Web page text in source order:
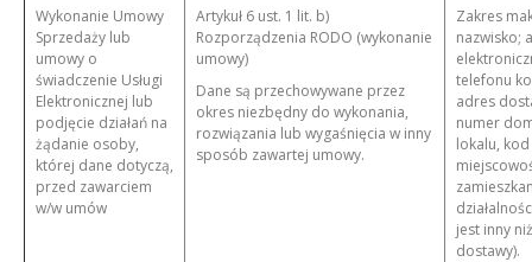
Wykonanie Umowy
Sprzedaży lub
umowy o
świadczenie Usługi
Elektronicznej lub
podjęcie działań na
żądanie osoby,
której dane dotyczą,
przed zawarciem
w/w umów
Artykuł 6 ust. 1 lit. b)
Rozporządzenia RODO (wykonanie
umowy)
Dane są przechowywane przez
okres niezbędny do wykonania,
rozwiązania lub wygaśnięcia w inny
sposób zawartej umowy.
Zakres
nazwisko;
telefonu
adres
numer
lokalu,
jest inny
dostawy).